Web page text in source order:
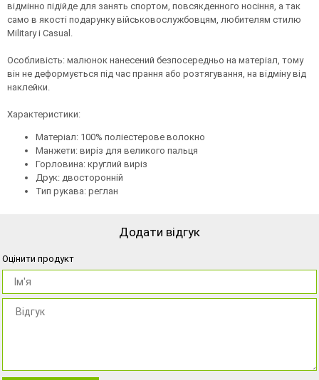
відмінно підійде для занять спортом, повсякденного носіння, а так
само в якості подарунку військовослужбовцям, любителям стилю
Military і Casual.
Особливість: малюнок нанесений безпосередньо на матеріал, тому
він не деформується під час прання або розтягування, на відміну від
наклейки.
Характеристики:
Матеріал: 100% поліестерове волокно
Манжети: виріз для великого пальця
Горловина: круглий виріз
Друк: двосторонній
Тип рукава: реглан
Додати відгук
Оцінити продукт